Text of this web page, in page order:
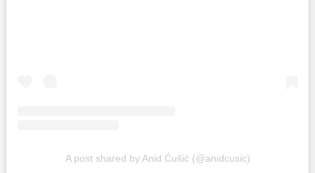
A post shared by Anid Ćušić (@anidcusic)